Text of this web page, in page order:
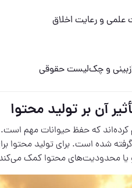
و رعایت اخلاق
و چک‌لیست حقوقی
آن بر تولید محتوا
کرده‌اند که حفظ حیوانات مهم
شده است. برای تولید محتوا
یا محدودیت‌های محتوا کمک